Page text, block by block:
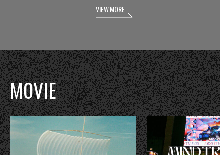
VIEW MORE
MOVIE